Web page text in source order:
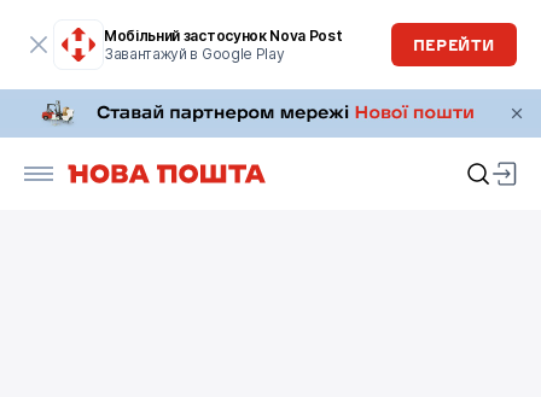
Мобільний застосунок Nova Post
Завантажуй в Google Play
ПЕРЕЙТИ